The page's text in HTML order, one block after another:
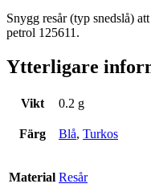
Snygg resår (typ snedslå)
petrol 125611.
Ytterligare
Vikt 0.2 g
Färg Blå, Turkos
Material Resår